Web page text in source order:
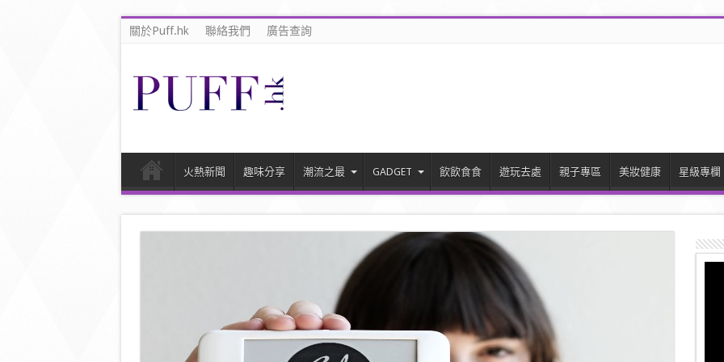
關於Puff.hk 聯絡我們 廣告查詢
火熱新聞 趣味分享 潮流之最 GADGET 飲飲食食 遊玩去處 親子專區 美妝健康 星級專欄